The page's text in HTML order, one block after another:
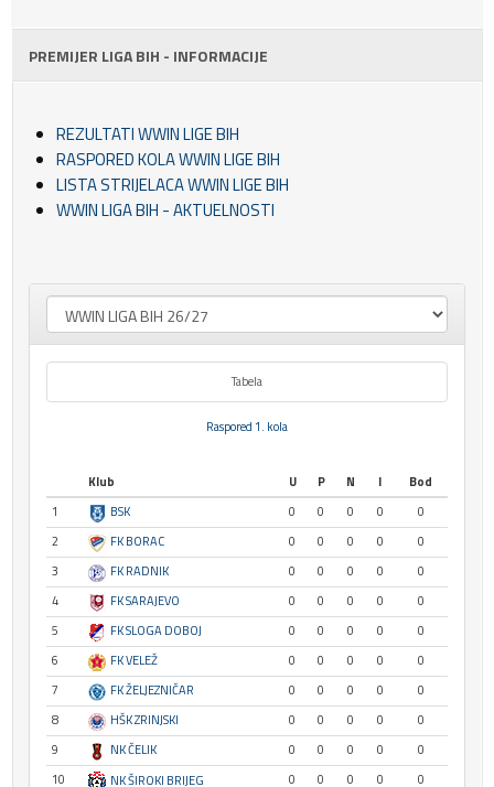
PREMIJER LIGA BIH - INFORMACIJE
REZULTATI WWIN LIGE BIH
RASPORED KOLA WWIN LIGE BIH
LISTA STRIJELACA WWIN LIGE BIH
WWIN LIGA BIH - AKTUELNOSTI
Tabela
Raspored 1. kola
Klub U P N I
Bod
1
BSK 0 0 0 0
0
2
FK BORAC 0 0 0 0
0
3
FK RADNIK 0 0 0 0
0
4
FK SARAJEVO 0 0 0 0
0
5
FK SLOGA DOBOJ 0 0 0 0
0
6
FK VELEŽ 0 0 0 0
0
7
FK ŽELJEZNIČAR 0 0 0 0
0
8
HŠK ZRINJSKI 0 0 0 0
0
9
NK ČELIK 0 0 0 0
0
10
NK ŠIROKI BRIJEG 0 0 0 0 0